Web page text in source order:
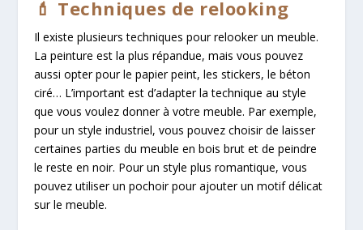
💄 Techniques de relooking
Il existe plusieurs techniques pour relooker un meuble.
La peinture est la plus répandue, mais vous pouvez
aussi opter pour le papier peint, les stickers, le béton
ciré… L’important est d’adapter la technique au style
que vous voulez donner à votre meuble. Par exemple,
pour un style industriel, vous pouvez choisir de laisser
certaines parties du meuble en bois brut et de peindre
le reste en noir. Pour un style plus romantique, vous
pouvez utiliser un pochoir pour ajouter un motif délicat
sur le meuble.